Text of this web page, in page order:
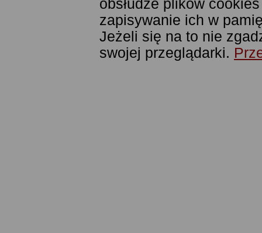
obsłudze plików
zapisywanie ich w
Jeżeli się na to nie
swojej przeglądarki.